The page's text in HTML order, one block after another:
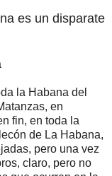
es un disparate
la Habana del
en
fin, en toda la
de La Habana,
pero una vez
claro, pero no